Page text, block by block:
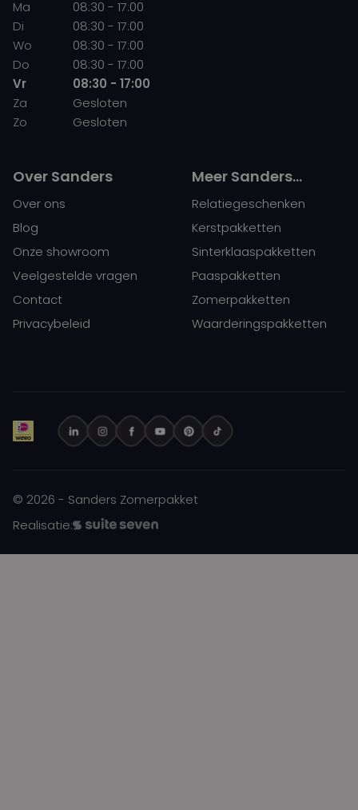
Ma
08:30 - 17:00
Di
08:30 - 17:00
Wo
08:30 - 17:00
Do
08:30 - 17:00
Vr
08:30 - 17:00
Za
Gesloten
Zo
Gesloten
Over Sanders
Over ons
Blog
Onze showroom
Veelgestelde vragen
Contact
Privacybeleid
Meer Sanders…
Relatiegeschenken
Kerstpakketten
Sinterklaaspakketten
Paaspakketten
Zomerpakketten
Waarderingspakketten
© 2026 - Sanders Zomerpakket
Realisatie: